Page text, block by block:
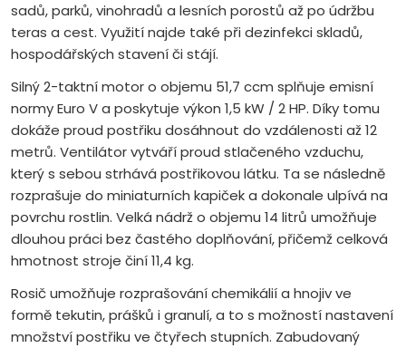
sadů, parků, vinohradů a lesních porostů až po údržbu
teras a cest. Využití najde také při dezinfekci skladů,
hospodářských stavení či stájí.
Silný 2-taktní motor o objemu 51,7 ccm splňuje emisní
normy Euro V a poskytuje výkon 1,5 kW / 2 HP. Díky tomu
dokáže proud postřiku dosáhnout do vzdálenosti až 12
metrů. Ventilátor vytváří proud stlačeného vzduchu,
který s sebou strhává postřikovou látku. Ta se následně
rozprašuje do miniaturních kapiček a dokonale ulpívá na
povrchu rostlin. Velká nádrž o objemu 14 litrů umožňuje
dlouhou práci bez častého doplňování, přičemž celková
hmotnost stroje činí 11,4 kg.
Rosič umožňuje rozprašování chemikálií a hnojiv ve
formě tekutin, prášků i granulí, a to s možností nastavení
množství postřiku ve čtyřech stupních. Zabudovaný